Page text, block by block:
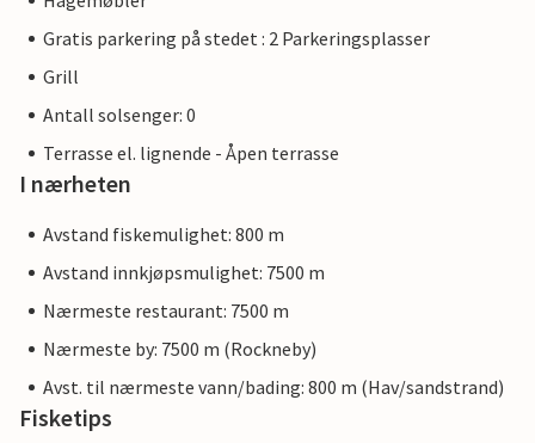
Gratis parkering på stedet : 2 Parkeringsplasser
Grill
Antall solsenger: 0
Terrasse el. lignende - Åpen terrasse
I nærheten
Avstand fiskemulighet: 800 m
Avstand innkjøpsmulighet: 7500 m
Nærmeste restaurant: 7500 m
Nærmeste by: 7500 m (Rockneby)
Avst. til nærmeste vann/bading: 800 m (Hav/sandstrand)
Fisketips